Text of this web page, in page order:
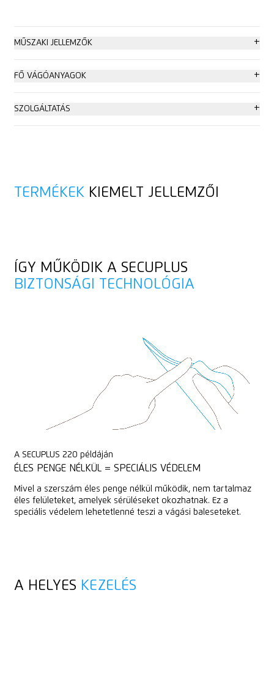
MŰSZAKI JELLEMZŐK +
Fokozott biztonság
Penge nélkül
FŐ VÁGÓANYAGOK +
Fólia,- és papírrétegek
SZOLGÁLTATÁS +
TERMÉKEKKIEMELT JELLEMZŐI
ÍGY MŰKÖDIK A SECUPLUS
BIZTONSÁGI TECHNOLÓGIA
ÉLES PENGE NÉLKÜL = SPECIÁLIS VÉDELEM
Mivel a szerszám éles penge nélkül működik, nem tartalmaz
éles felületeket, amelyek sérüléseket okozhatnak. Ez a
speciális védelem lehetetlenné teszi a vágási baleseteket.
A SECUPLUS 220 példáján
A HELYES KEZELÉS